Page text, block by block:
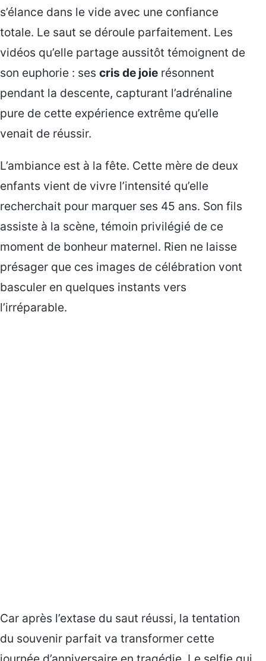
s’élance dans le vide avec une confiance
totale. Le saut se déroule parfaitement. Les
vidéos qu’elle partage aussitôt témoignent de
son euphorie : ses cris de joie résonnent
pendant la descente, capturant l’adrénaline
pure de cette expérience extrême qu’elle
venait de réussir.
L’ambiance est à la fête. Cette mère de deux
enfants vient de vivre l’intensité qu’elle
recherchait pour marquer ses 45 ans. Son fils
assiste à la scène, témoin privilégié de ce
moment de bonheur maternel. Rien ne laisse
présager que ces images de célébration vont
basculer en quelques instants vers
l’irréparable.
Car après l’extase du saut réussi, la tentation
du souvenir parfait va transformer cette